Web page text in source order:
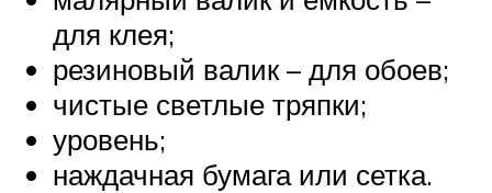
для клея;
резиновый валик – для обоев;
чистые светлые тряпки;
уровень;
наждачная бумага или сетка.